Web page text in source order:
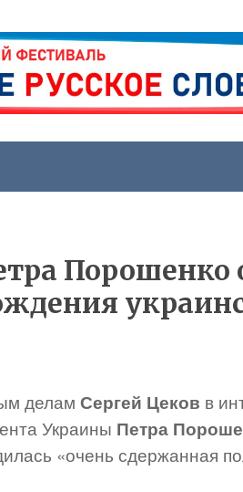
Порошенко
деламСергей Цеков в
Украины Петра
«очень сдержанная